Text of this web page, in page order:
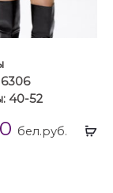
6306
40-52
бел.руб.